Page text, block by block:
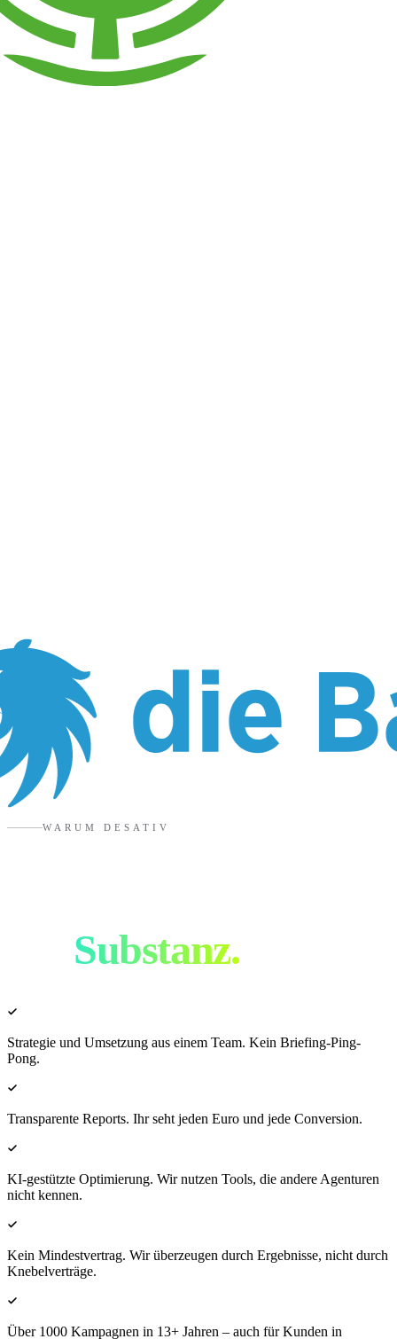
WARUM DESATIV
Substanz.
Strategie und Umsetzung aus einem Team. Kein Briefing-Ping-
Pong.
Transparente Reports. Ihr seht jeden Euro und jede Conversion.
KI-gestützte Optimierung. Wir nutzen Tools, die andere Agenturen
nicht kennen.
Kein Mindestvertrag. Wir überzeugen durch Ergebnisse, nicht durch
Knebelverträge.
Über 1000 Kampagnen in 13+ Jahren – auch für Kunden in